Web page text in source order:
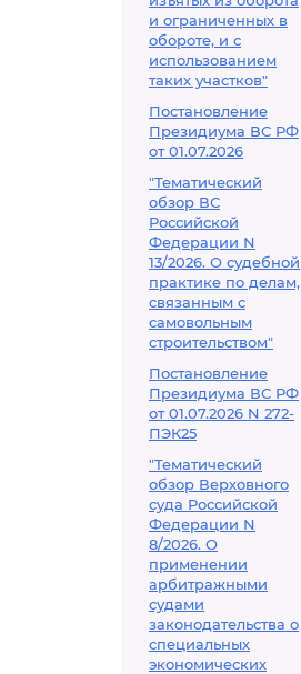
и ограниченных в
обороте, и с
использованием
таких участков"
Постановление
Президиума ВС РФ
от 01.07.2026
"Тематический
обзор ВС
Российской
Федерации N
13/2026. О судебной
практике по делам,
связанным с
самовольным
строительством"
Постановление
Президиума ВС РФ
от 01.07.2026 N 272-
ПЭК25
"Тематический
обзор Верховного
суда Российской
Федерации N
8/2026. О
применении
арбитражными
судами
законодательства о
специальных
экономических